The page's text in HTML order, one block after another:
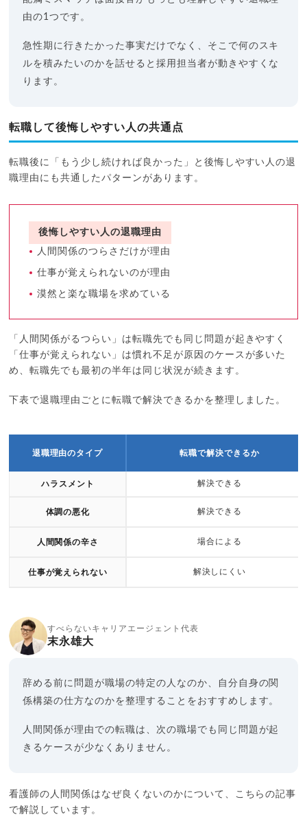
由の1つです。
急性期に行きたかった事実だけでなく、そこで何のスキ
ルを積みたいのかを話せると採用担当者が動きやすくな
ります。
転職して後悔しやすい人の共通点
転職後に「もう少し続ければ良かった」と後悔しやすい人の退
職理由にも共通したパターンがあります。
後悔しやすい人の退職理由
人間関係のつらさだけが理由
仕事が覚えられないのが理由
漠然と楽な職場を求めている
「人間関係がるつらい」は転職先でも同じ問題が起きやすく
「仕事が覚えられない」は慣れ不足が原因のケースが多いた
め、転職先でも最初の半年は同じ状況が続きます。
下表で退職理由ごとに転職で解決できるかを整理しました。
退職理由のタイプ 転職で解決できるか
ハラスメント 解決できる
体調の悪化 解決できる
人間関係の辛さ 場合による
仕事が覚えられない 解決しにくい
すべらないキャリアエージェント代表
末永雄大
辞める前に問題が職場の特定の人なのか、自分自身の関
係構築の仕方なのかを整理することをおすすめします。
人間関係が理由での転職は、次の職場でも同じ問題が起
きるケースが少なくありません。
看護師の人間関係はなぜ良くないのかについて、こちらの記事
で解説しています。